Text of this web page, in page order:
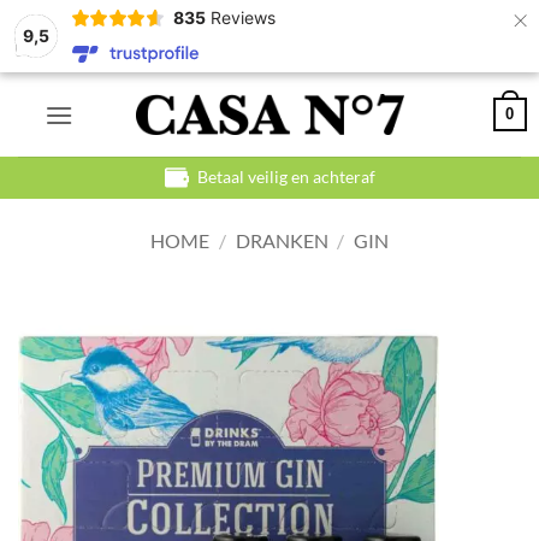
9,5
835 Reviews ×
Ga
0
Betaal veilig en achteraf
HOME / DRANKEN / GIN